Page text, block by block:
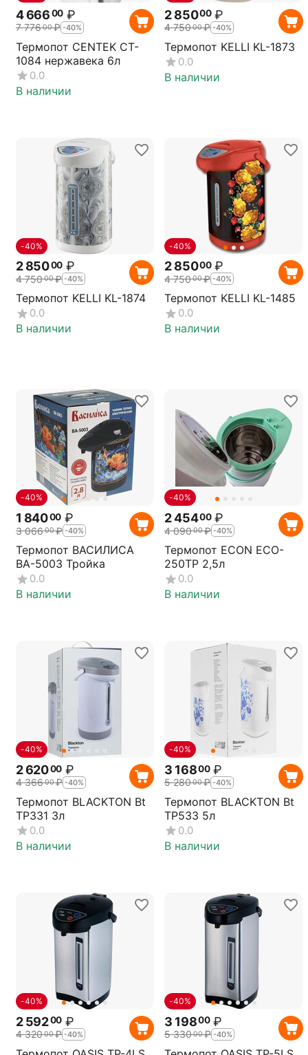
4 66600 ₽
7 77600₽ -40%
Термопот CENTEK CT-
1084 нержавека 6л
0.0
В наличии
2 85000 ₽
4 75000₽ -40%
Термопот KELLI KL-1873
0.0
В наличии
-40%
2 85000 ₽
4 75000₽ -40%
Термопот KELLI KL-1874
0.0
В наличии
-40%
2 85000 ₽
4 75000₽ -40%
Термопот KELLI KL-1485
0.0
В наличии
-40%
1 84000 ₽
3 06600₽ -40%
Термопот ВАСИЛИСА
ВА-5003 Тройка
0.0
В наличии
-40%
2 45400 ₽
4 09000₽ -40%
Термопот ECON ECO-
250TP 2,5л
0.0
В наличии
-40%
2 62000 ₽
4 36600₽ -40%
Термопот BLACKTON Bt
TP331 3л
0.0
В наличии
-40%
3 16800 ₽
5 28000₽ -40%
Термопот BLACKTON Bt
TP533 5л
0.0
В наличии
-40%
2 59200 ₽
4 32000₽ -40%
-40%
3 19800 ₽
5 33000₽ -40%